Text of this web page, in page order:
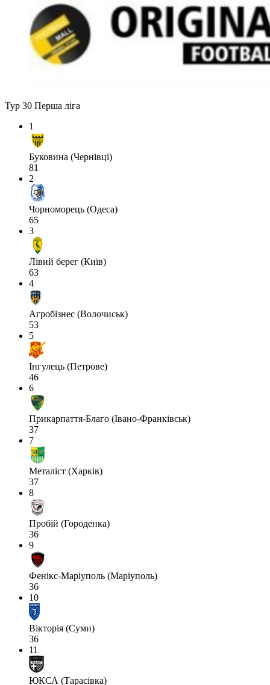
Тур 30 Перша ліга
1
Буковина (Чернівці)
81
2
Чорноморець (Одеса)
65
3
Лівий берег (Київ)
63
4
Агробізнес (Волочиськ)
53
5
Інгулець (Петрове)
46
6
Прикарпаття-Благо (Івано-Франківськ)
37
7
Металіст (Харків)
37
8
Пробій (Городенка)
36
9
Фенікс-Маріуполь (Маріуполь)
36
10
Вікторія (Суми)
36
11
ЮКСА (Тарасівка)